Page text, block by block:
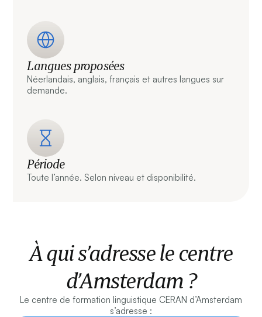
Langues proposées
Néerlandais, anglais, français et autres langues sur
demande.
Période
Toute l’année. Selon niveau et disponibilité.
À qui s’adresse le centre
d’Amsterdam ?
Le centre de formation linguistique CERAN d’Amsterdam
s’adresse :